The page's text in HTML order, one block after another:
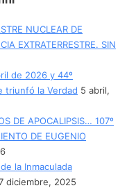
NUCLEAR DE
EXTRATERRESTRE. SIN
de 2026 y 44º
triunfó la Verdad 5 abril,
DE APOCALIPSIS… 107º
DE EUGENIO
la Inmaculada
diciembre, 2025